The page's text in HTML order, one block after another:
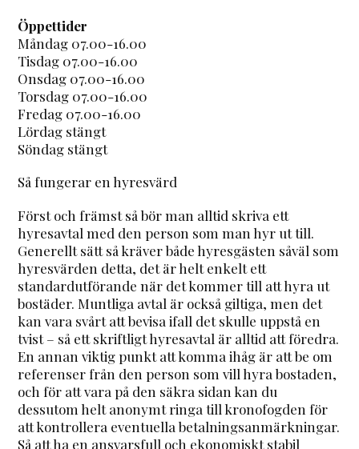
Öppettider
Måndag 07.00-16.00
Tisdag 07.00-16.00
Onsdag 07.00-16.00
Torsdag 07.00-16.00
Fredag 07.00-16.00
Lördag stängt
Söndag stängt
Så fungerar en hyresvärd
Först och främst så bör man alltid skriva ett
hyresavtal med den person som man hyr ut till.
Generellt sätt så kräver både hyresgästen såväl som
hyresvärden detta, det är helt enkelt ett
standardutförande när det kommer till att hyra ut
bostäder. Muntliga avtal är också giltiga, men det
kan vara svårt att bevisa ifall det skulle uppstå en
tvist – så ett skriftligt hyresavtal är alltid att föredra.
En annan viktig punkt att komma ihåg är att be om
referenser från den person som vill hyra bostaden,
och för att vara på den säkra sidan kan du
dessutom helt anonymt ringa till kronofogden för
att kontrollera eventuella betalningsanmärkningar.
Så att ha en ansvarsfull och ekonomiskt stabil